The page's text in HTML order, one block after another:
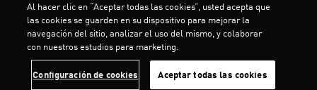
LOADING...
Términos y condicionesPolítica de Privacidad
PUMA, 2026. Todos los derechos reservados
Al hacer clic en “Aceptar todas las cookies”, usted acepta que
las cookies se guarden en su dispositivo para mejorar la
navegación del sitio, analizar el uso del mismo, y colaborar
con nuestros estudios para marketing.
Configuración de cookies Aceptar todas las cookies